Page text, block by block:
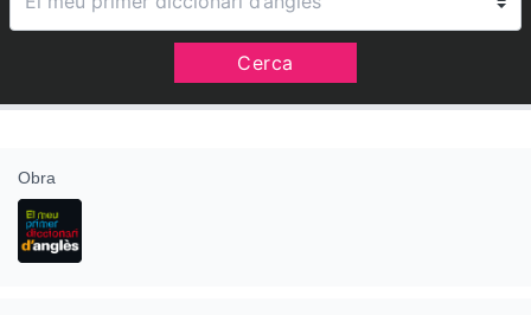
Cerca
Obra